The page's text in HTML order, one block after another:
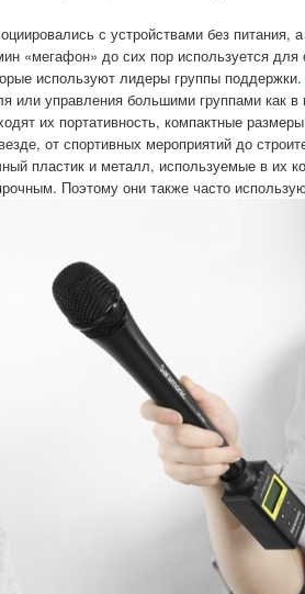
с устройствами без
«мегафон» до сих пор используется
используют лидеры группы поддержки.
или управления большими группами как
их портативность, компактные
от спортивных мероприятий до
пластик и металл, используемые в их
Поэтому они также часто